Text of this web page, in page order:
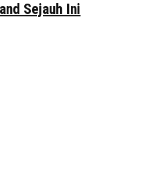
Sejauh Ini